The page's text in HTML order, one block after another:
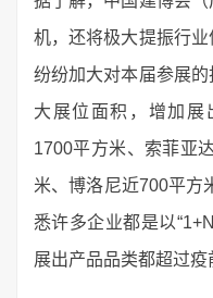
机，还将极大提振行
纷纷加大对本届参展
大展位面积，增加展
1700平方米、索菲亚
米、博洛尼近700平
悉许多企业都是以
展出产品品类都超过疫